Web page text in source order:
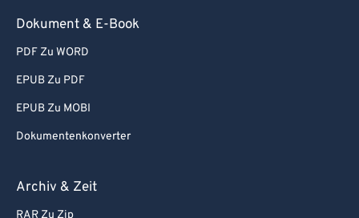
Dokument & E-Book
PDF Zu WORD
EPUB Zu PDF
EPUB Zu MOBI
Dokumentenkonverter
Archiv & Zeit
RAR Zu Zip